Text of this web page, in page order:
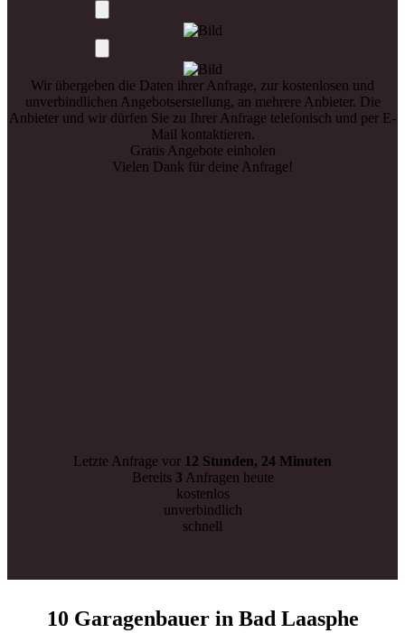
Wir übergeben die Daten ihrer Anfrage, zur kostenlosen und
unverbindlichen Angebotserstellung, an mehrere Anbieter. Die
Anbieter und wir dürfen Sie zu Ihrer Anfrage telefonisch und per E-
Mail kontaktieren.
Gratis Angebote einholen
Vielen Dank für deine Anfrage!
Letzte Anfrage vor 12 Stunden, 24 Minuten
Bereits 3 Anfragen heute
kostenlos
unverbindlich
schnell
10 Garagenbauer in Bad Laasphe